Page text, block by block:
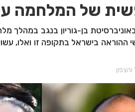
של המלחמה
בן-גוריון בנגב במהלך
בישראל בתקופה זו ואלו,